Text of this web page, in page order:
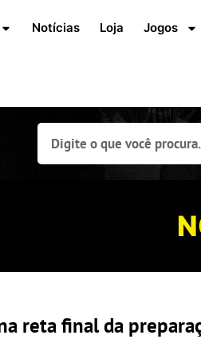
Notícias Loja Jogos
reta final da